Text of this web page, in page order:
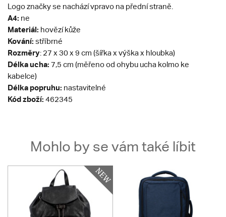
Logo značky se nachází vpravo na přední straně.
A4: ne
Materiál: hovězí kůže
Kování: stříbrné
Rozměry: 27 x 30 x 9 cm (šířka x výška x hloubka)
Délka ucha: 7,5 cm (měřeno od ohybu ucha kolmo ke
kabelce)
Délka popruhu: nastavitelné
Kód zboží: 462345
Mohlo by se vám také líbit